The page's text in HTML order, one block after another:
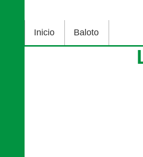
Inicio Baloto